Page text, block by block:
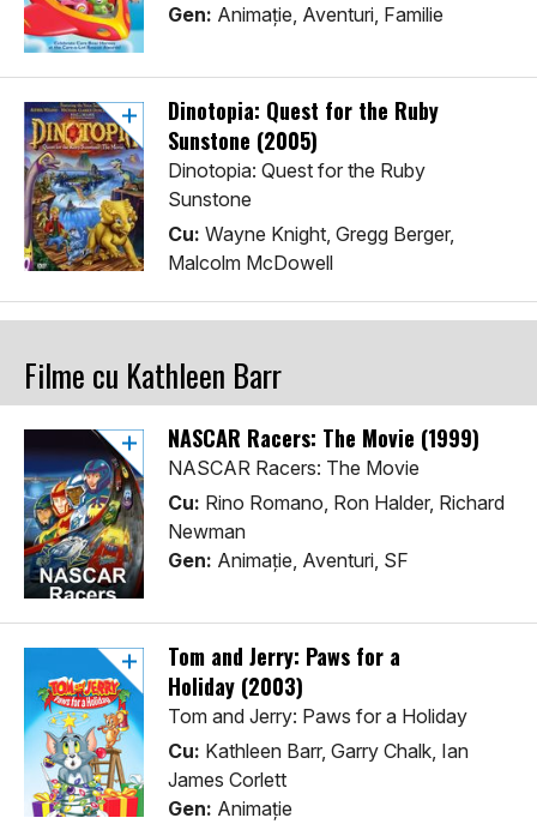
Gen: Animaţie, Aventuri, Familie
Dinotopia: Quest for the Ruby
Sunstone (2005)
Dinotopia: Quest for the Ruby
Sunstone
Cu: Wayne Knight, Gregg Berger,
Malcolm McDowell
Filme cu Kathleen Barr
NASCAR Racers: The Movie (1999)
NASCAR Racers: The Movie
Cu: Rino Romano, Ron Halder, Richard
Newman
Gen: Animaţie, Aventuri, SF
Tom and Jerry: Paws for a
Holiday (2003)
Tom and Jerry: Paws for a Holiday
Cu: Kathleen Barr, Garry Chalk, Ian
James Corlett
Gen: Animaţie